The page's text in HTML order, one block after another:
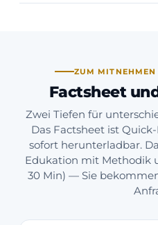
ZUM MITNEHMEN
Factsheet
Zwei Tiefen für
Das Factsheet ist
sofort herunterladbar.
Edukation mit Methodik
30 Min) — Sie